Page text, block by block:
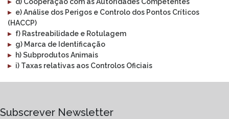
▸ e) Análise dos Perigos e Controlo dos Pontos Críticos
(HACCP)
▸ f) Rastreabilidade e Rotulagem
▸ g) Marca de Identificação
▸
h) Subprodutos Animais
▸ i) Taxas relativas aos Controlos Oficiais
Subscrever Newsletter